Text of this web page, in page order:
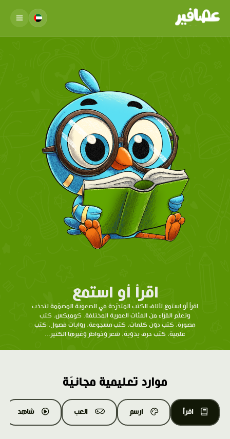
اقرأ أو استمع
اقرأ أو استمع لآلاف الكتب المتدرّحة في الصعوبة المصمّمة لتجذب
وتعلّم القرّاء من الفئات العمرية المختلفة. كوميكس، كتب
مصورة، كتب دون كلمات، كتب مسجوعة، روايات فصول، كتب
علمية، كتب حرف يدوية، شعر وخواطر وغيرها الكثير...
موارد تعليمية مجانيّة
اقرأ ارسم العب شاهد